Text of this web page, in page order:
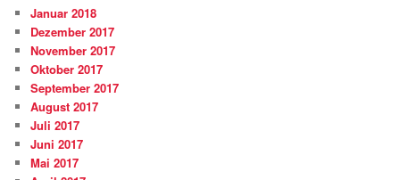
Januar 2018
Dezember 2017
November 2017
Oktober 2017
September 2017
August 2017
Juli 2017
Juni 2017
Mai 2017